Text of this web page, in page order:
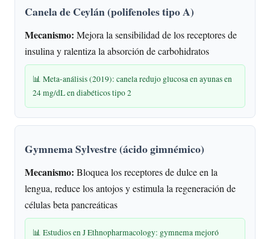
Canela de Ceylán (polifenoles tipo A)
Mecanismo: Mejora la sensibilidad de los receptores de
insulina y ralentiza la absorción de carbohidratos
📊 Meta-análisis (2019): canela redujo glucosa en ayunas en
24 mg/dL en diabéticos tipo 2
Gymnema Sylvestre (ácido gimnémico)
Mecanismo: Bloquea los receptores de dulce en la
lengua, reduce los antojos y estimula la regeneración de
células beta pancreáticas
📊 Estudios en J Ethnopharmacology: gymnema mejoró